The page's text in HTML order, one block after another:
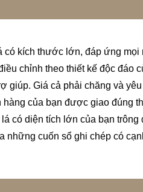
kích thước lớn, đáp ứng
chỉnh theo thiết kế độc đáo
Giá cả phải chăng và
của bạn được giao đúng
có diện tích lớn của bạn
cuốn sổ ghi chép có